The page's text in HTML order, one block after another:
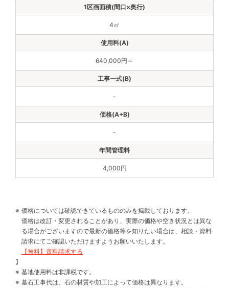
4㎡
640,000円～
-
-
4,000円
価格については確認できているもののみを掲載しております。
価格は改訂・変更されることがあり、実際の価格や空き状況とは異な
る場合がございますので最新の価格等を知りたい場合は、相談・資料
請求にてご確認いただけますようお願いいたします。
【無料】資料請求する
】
墓地使用料は非課税です。
墓石工事代は、石の材質や加工によって価格は異なります。